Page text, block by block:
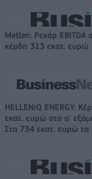
Metlen: Ρεκόρ
κέρδη 313 εκατ. ευρώ
HELLENiQ ENERGY:
εκατ. ευρώ στο α'
Στα 734 εκατ. ευρώ τα